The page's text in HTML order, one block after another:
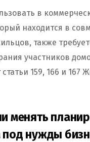
в
находится в
также
участников
159, 166 и 167
менять
нужды